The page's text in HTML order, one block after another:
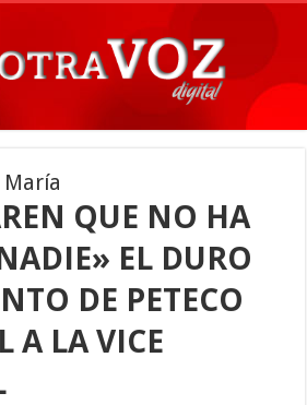
María
QUE NO HA
EL DURO
DE PETECO
A LA VICE